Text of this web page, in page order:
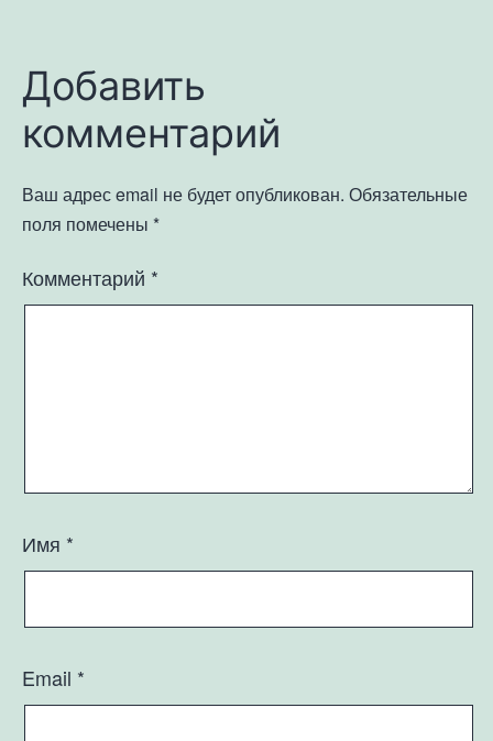
Добавить
комментарий
Ваш адрес email не будет опубликован. Обязательные
поля помечены *
Комментарий *
Имя *
Email *